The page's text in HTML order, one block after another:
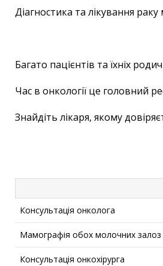
Діагностика та лікування
Багато пацієнтів та їхніх
Час в онкології це головний
Знайдіть лікаря, якому
Консультація онколога
Мамографія обох молочних залоз
Консультація онкохірурга